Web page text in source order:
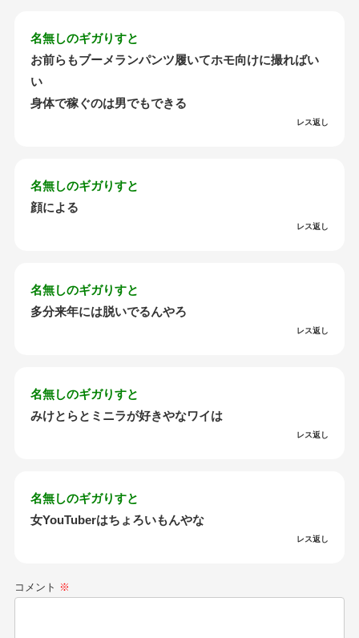
名無しのギガりすと
お前らもブーメランパンツ履いてホモ向けに撮ればい
い
身体で稼ぐのは男でもできる
レス返し
名無しのギガりすと
顔による
レス返し
名無しのギガりすと
多分来年には脱いでるんやろ
レス返し
名無しのギガりすと
みけとらとミニラが好きやなワイは
レス返し
名無しのギガりすと
女YouTuberはちょろいもんやな
レス返し
コメント ※